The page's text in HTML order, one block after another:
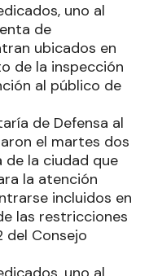
uno al
de
ubicados en
de la inspección
al público de
de Defensa al
el martes dos
la ciudad que
la atención
incluidos en
las restricciones
del Consejo